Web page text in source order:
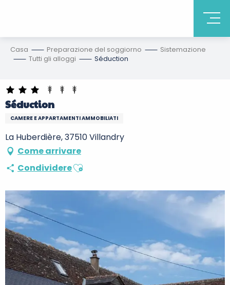
Casa Preparazione del soggiorno
Sistemazione
Tutti gli alloggi
Séduction
Séduction
CAMERE E APPARTAMENTI AMMOBILIATI
La Huberdière, 37510 Villandry
Come arrivare
CondividereAjouter aux favoris